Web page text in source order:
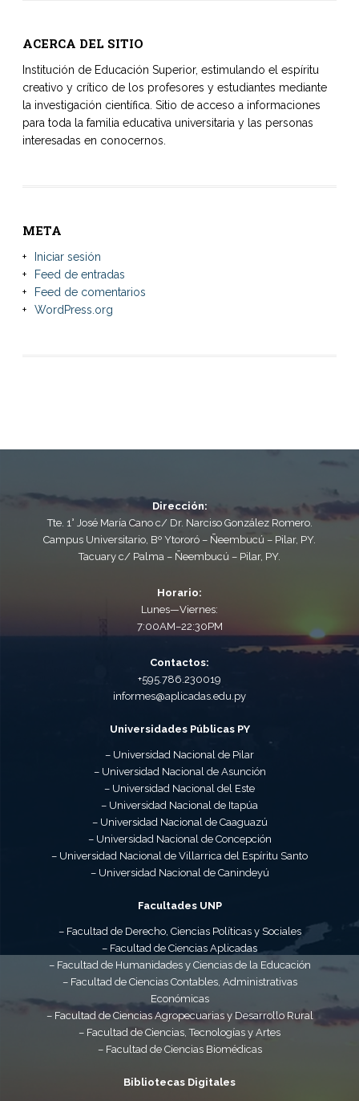
ACERCA DEL SITIO
Institución de Educación Superior, estimulando el espíritu
creativo y crítico de los profesores y estudiantes mediante
la investigación científica. Sitio de acceso a informaciones
para toda la familia educativa universitaria y las personas
interesadas en conocernos.
META
Iniciar sesión
Feed de entradas
Feed de comentarios
WordPress.org
Dirección:
Tte. 1° José María Cano c/ Dr. Narciso González Romero.
Campus Universitario, Bº Ytororó – Ñeembucú – Pilar, PY.
Tacuary c/ Palma – Ñeembucú – Pilar, PY.
Horario:
Lunes—Viernes:
7:00AM–22:30PM
Contactos:
+595.786.230019
informes@aplicadas.edu.py
Universidades Públicas PY
– Universidad Nacional de Pilar
– Universidad Nacional de Asunción
– Universidad Nacional del Este
– Universidad Nacional de Itapúa
– Universidad Nacional de Caaguazú
– Universidad Nacional de Concepción
– Universidad Nacional de Villarrica del Espíritu Santo
– Universidad Nacional de Canindeyú
Facultades UNP
– Facultad de Derecho, Ciencias Políticas y Sociales
– Facultad de Ciencias Aplicadas
– Facultad de Humanidades y Ciencias de la Educación
– Facultad de Ciencias Contables, Administrativas
Económicas
– Facultad de Ciencias Agropecuarias y Desarrollo Rural
– Facultad de Ciencias, Tecnologías y Artes
– Facultad de Ciencias Biomédicas
Bibliotecas Digitales